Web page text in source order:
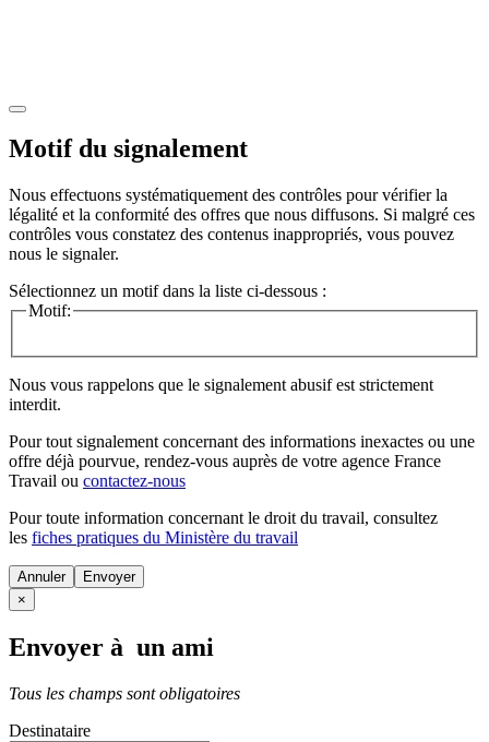
Motif du signalement
Nous effectuons systématiquement des contrôles pour vérifier la
légalité et la conformité des offres que nous diffusons. Si malgré ces
contrôles vous constatez des contenus inappropriés, vous pouvez
nous le signaler.
Sélectionnez un motif dans la liste ci-dessous :
Motif:
Nous vous rappelons que le signalement abusif est strictement
interdit.
Pour tout signalement concernant des informations inexactes ou une
offre déjà pourvue, rendez-vous auprès de votre agence France
Travail ou contactez-nous
Pour toute information concernant le droit du travail, consultez
les fiches pratiques du Ministère du travail
Annuler
×
Envoyer à un ami
Tous les champs sont obligatoires
Destinataire